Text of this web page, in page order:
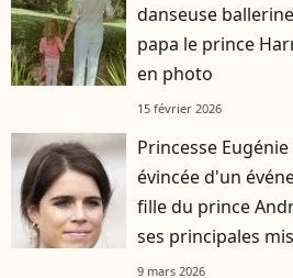
danseuse
papa le prince
en photo
15 février 2026
Princesse
évincée d'un
fille du prince
ses principales
9 mars 2026